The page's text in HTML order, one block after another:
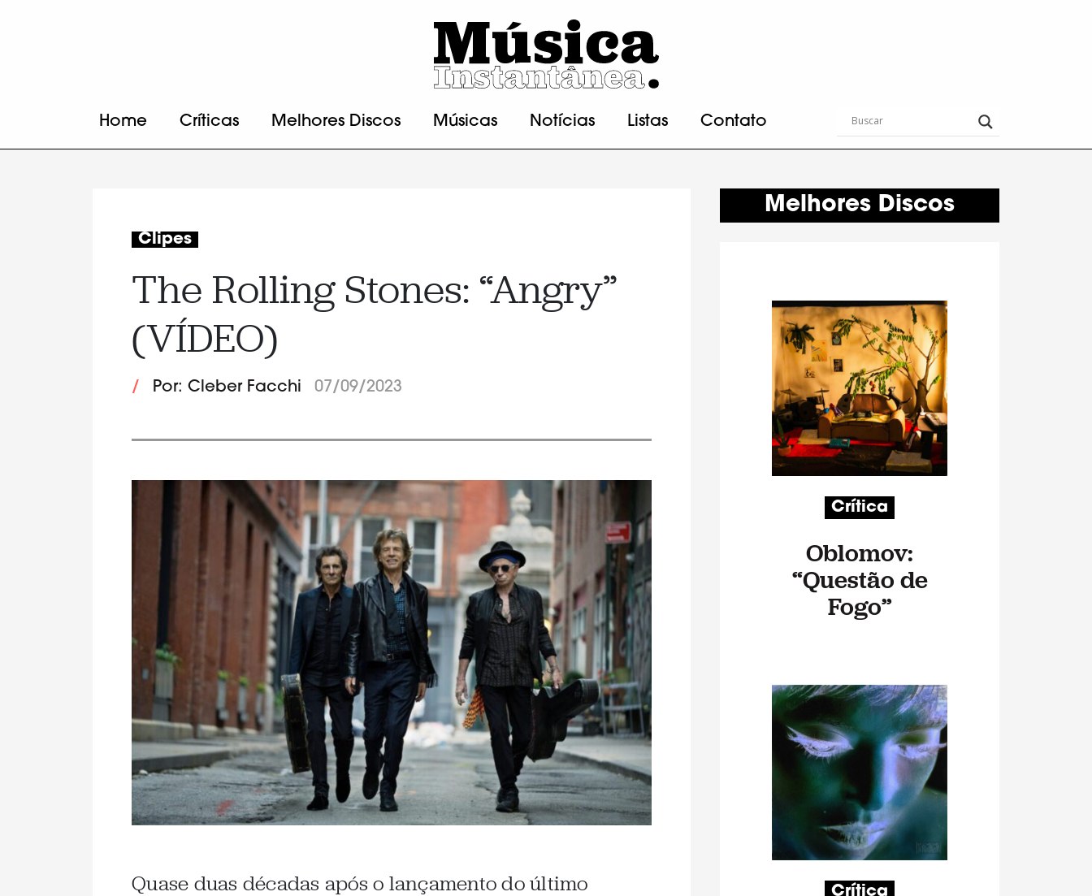
Home Críticas Melhores Discos Músicas Notícias Listas Contato
Clipes
The Rolling Stones: “Angry”
(VÍDEO)
/ Por: Cleber Facchi 07/09/2023
Quase duas décadas após o lançamento do último
Melhores Discos
Crítica
Oblomov:
“Questão de
Fogo”
Crítica